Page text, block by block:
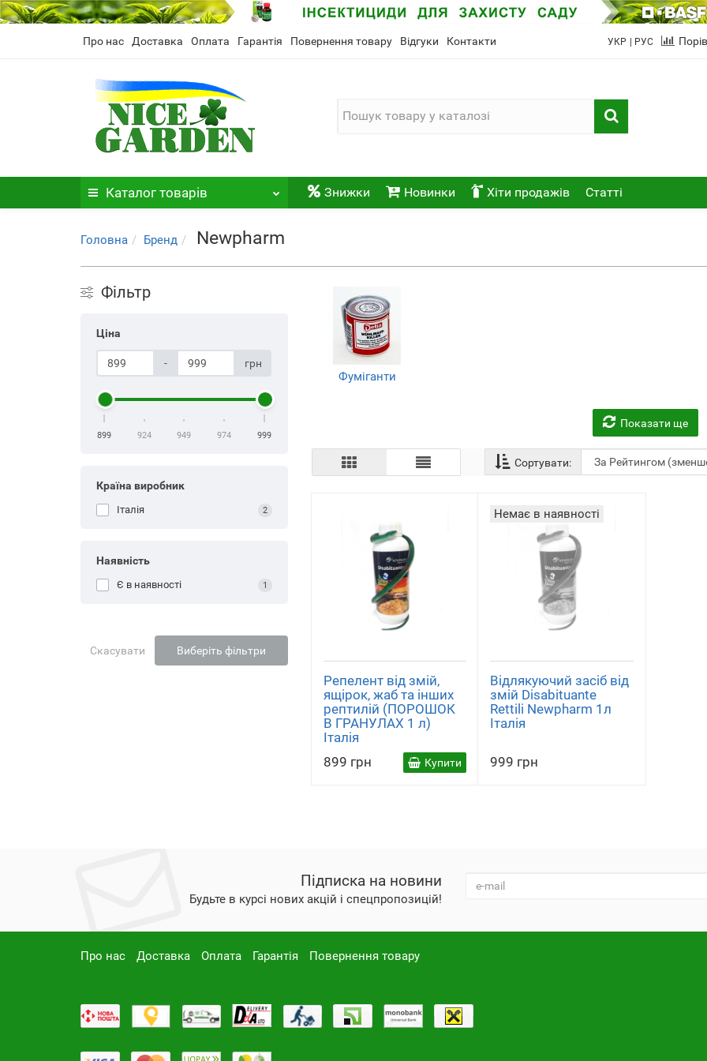
Про нас Доставка Оплата Гарантія Повернення товару Відгуки Контакти УКР | РУС
Каталог товарів Знижки Новинки Хіти продажів Статті
Головна Бренд Newpharm
Фільтр
Ціна
- грн
899 924 949 974 999
Країна виробник
Італія 2
Наявність
Є в наявності 1
Скасувати Виберіть фільтри
Фуміганти
Показати ще
Сортувати:
Репелент від змій,
ящірок, жаб та інших
рептилій (ПОРОШОК
В ГРАНУЛАХ 1 л)
Італія
899 грн
Купити
Немає в наявності
Відлякуючий засіб від
змій Disabituante
Rettili Newpharm 1л
Італія
999 грн
Підписка на новини
Будьте в курсі нових акцій і спецпропозицій!
Про нас Доставка Оплата Гарантія Повернення товару